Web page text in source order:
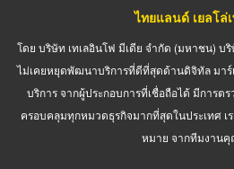
ไทยแลนด์ เยลโล่
โดย บริษัท เทเลอินโฟ มีเดีย จำกัด (มหาชน) บริ
ไม่เคยหยุดพัฒนาบริการที่ดีที่สุดด้านดิจิทัล มาร์
บริการ จากผู้ประกอบการที่เชื่อถือได้ มีการต
ครอบคลุมทุกหมวดธุรกิจมากที่สุดในประเทศ เ
หมาย จากทีมงาน